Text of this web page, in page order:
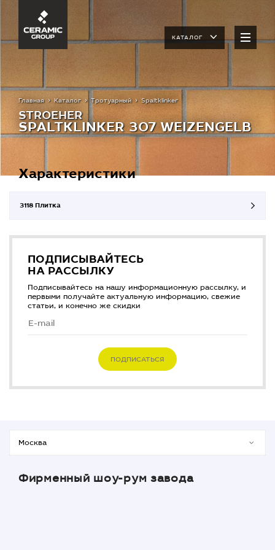
КАТАЛОГ
Главная Каталог Тротуарный Spaltklinker
STROEHER
SPALTKLINKER 307 WEIZENGELB
Характеристики
3118 Плитка
ПОДПИСЫВАЙТЕСЬ
НА РАССЫЛКУ
Подписывайтесь на нашу информационную рассылку, и
первыми получайте актуальную информацию, свежие
статьи, и конечно же скидки
ПОДПИСАТЬСЯ
Фирменный шоу-рум завода